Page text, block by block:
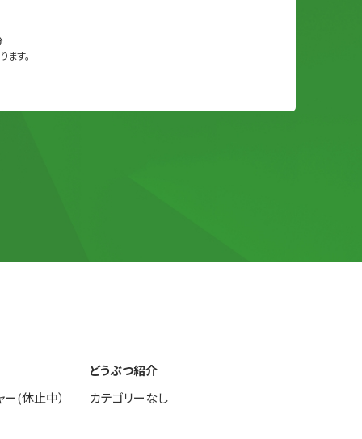
す。
ー(休止中）
どうぶつ紹介
カテゴリーなし